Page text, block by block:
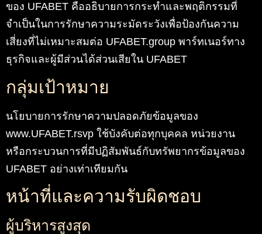
ของ UFABET คืออธิบายการกระทำและพฤติกรรมที่
จำเป็นในการรักษาความระมัดระวังเพื่อป้องกันความ
เสี่ยงที่ไม่เหมาะสมต่อ UFABET.group พาร์ทเนอร์ทาง
ธุรกิจและผู้มีส่วนได้ส่วนเสียใน UFABET
กลุ่มเป้าหมาย
นโยบายการรักษาความปลอดภัยข้อมูลของ
www.UFABET.rsvp ใช้บังคับต่อทุกบุคคล หน่วยงาน
หรือกระบวนการที่มีปฏิสัมพันธ์กับทรัพยากรข้อมูลของ
UFABET อย่างเท่าเทียมกัน
หน้าที่และความรับผิดชอบ
ผู้บริหารสูงสุด